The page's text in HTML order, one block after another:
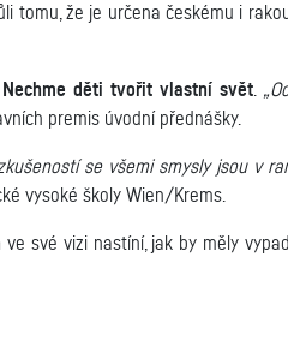
tomu, že je určena českému i
Nechme děti tvořit vlastní svět
premis úvodní přednášky.
se všemi smysly jsou v
vysoké školy Wien/Krems.
ve své vizi nastíní, jak by měly